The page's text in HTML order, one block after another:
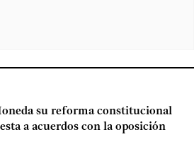
su reforma constitucional
a acuerdos con la oposición